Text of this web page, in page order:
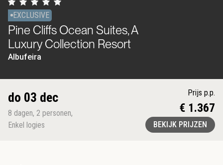
EXCLUSIVE
Pine Cliffs Ocean Suites, A
Luxury Collection Resort
Albufeira
do 03 dec
8 dagen, 2 personen,
Enkel logies
Prijs p.p.
€ 1.367
BEKIJK PRIJZEN